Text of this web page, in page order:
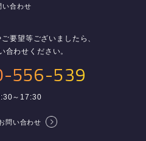
い合わせ
要望等ございましたら、
合わせください。
556-539
～17:30
問い合わせ